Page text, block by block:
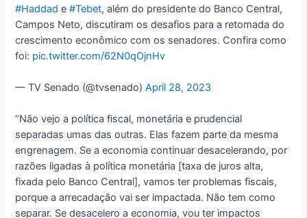
#Haddad e#Tebet, além do presidente do Banco Central,
Campos Neto, discutiram os desafios para a retomada do
crescimento econômico com os senadores. Confira como
foi: pic.twitter.com/62N0qOjnHv
— TV Senado (@tvsenado)April 28, 2023
“Não vejo a política fiscal, monetária e prudencial
separadas umas das outras. Elas fazem parte da mesma
engrenagem. Se a economia continuar desacelerando, por
razões ligadas à política monetária [taxa de juros alta,
fixada pelo Banco Central], vamos ter problemas fiscais,
porque a arrecadação vai ser impactada. Não tem como
separar. Se desacelero a economia, vou ter impactos